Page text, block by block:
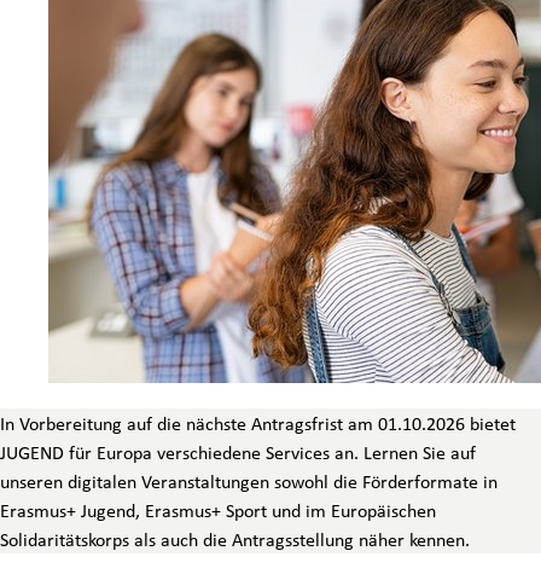
In Vorbereitung auf die nächste Antragsfrist am 01.10.2026 bietet
JUGEND für Europa verschiedene Services an. Lernen Sie auf
unseren digitalen Veranstaltungen sowohl die Förderformate in
Erasmus+ Jugend, Erasmus+ Sport und im Europäischen
Solidaritätskorps als auch die Antragsstellung näher kennen.